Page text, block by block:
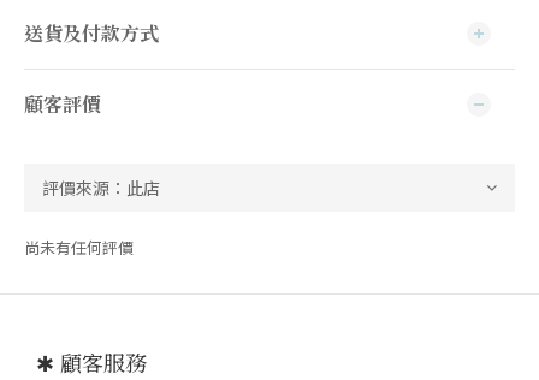
送貨及付款方式
顧客評價
尚未有任何評價
✱ 顧客服務